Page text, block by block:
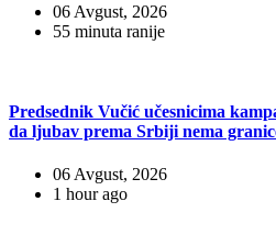
06 Avgust, 2026
55 minuta ranije
Predsednik Vučić učesnicima
da ljubav prema Srbiji nema
06 Avgust, 2026
1 hour ago